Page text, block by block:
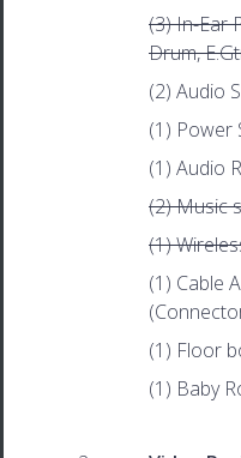
(3) In-Ear
Drum,
(2) Audio
(1) Power
(1) Audio
(2) Music
(1)
(1) Cable
(1) Floor
(1) Baby